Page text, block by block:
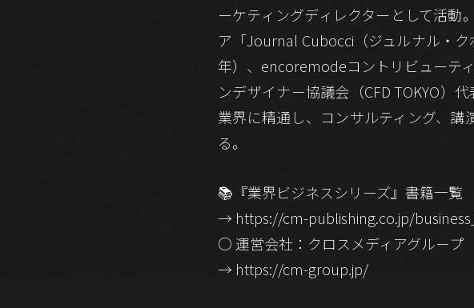
ーケティングディレクターとして活動
ア「Journal Cubocci（ジュルナル・
年）、encoremodeコントリビューテ
ンデザイナー協議会（CFD TOKYO）
業界に精通し、コンサルティング、
る。
📚『業界ビジネスシリーズ』書籍一覧
→ https://cm-publishing.co.jp/
○ 運営会社：クロスメディアグループ
→ https://cm-group.jp/